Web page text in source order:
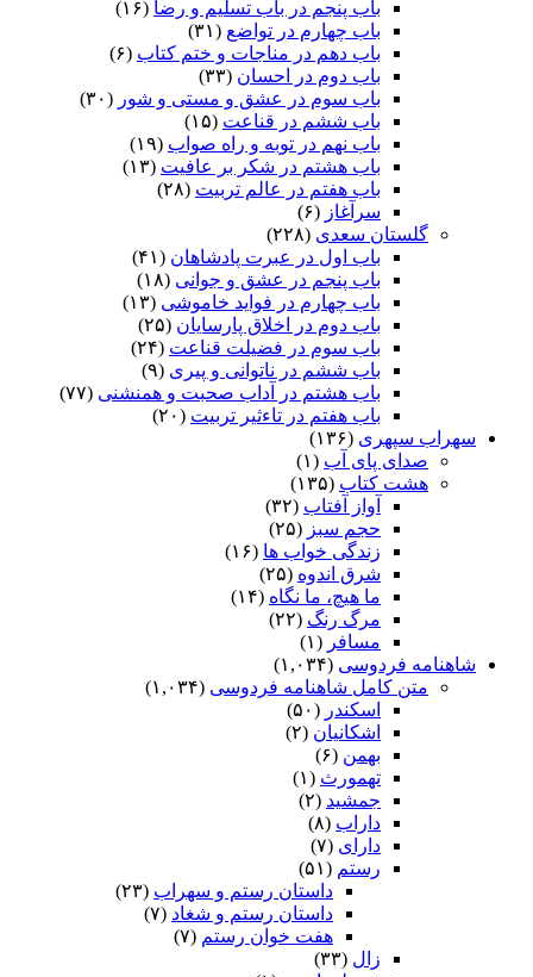
باب پنجم در باب تسلیم و رضا (۱۶)
باب چهارم در تواضع (۳۱)
باب دهم در مناجات و ختم کتاب (۶)
باب دوم در احسان (۳۳)
باب سوم در عشق و مستی و شور (۳۰)
باب ششم در قناعت (۱۵)
باب نهم در توبه و راه صواب (۱۹)
باب هشتم در شکر بر عافیت (۱۳)
باب هفتم در عالم تربیت (۲۸)
سرآغاز (۶)
گلستان سعدی (۲۲۸)
باب اول در عبرت پادشاهان (۴۱)
باب پنجم در عشق و جوانى (۱۸)
باب چهارم در فواید خاموشى (۱۳)
باب دوم در اخلاق پارسایان (۲۵)
باب سوم در فضیلت قناعت (۲۴)
باب ششم در ناتوانى و پیرى (۹)
باب هشتم در آداب صحبت و همنشنى (۷۷)
باب هفتم در تاءثیر تربیت (۲۰)
سهراب سپهری (۱۳۶)
صدای پای آب (۱)
هشت کتاب (۱۳۵)
آواز آفتاب (۳۲)
حجم سبز (۲۵)
زندگی خواب ها (۱۶)
شرق اندوه (۲۵)
ما هیچ، ما نگاه (۱۴)
مرگ رنگ (۲۲)
مسافر (۱)
شاهنامه فردوسی (۱,۰۳۴)
متن کامل شاهنامه فردوسی (۱,۰۳۴)
اسکندر (۵۰)
اشکانیان (۲)
بهمن (۶)
تهمورث (۱)
جمشید (۲)
داراب (۸)
دارای (۷)
رستم (۵۱)
داستان رستم و سهراب (۲۳)
داستان رستم و شغاد (۷)
هفت خوان رستم‏ (۷)
زال (۳۳)